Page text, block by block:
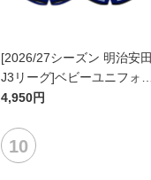
[2026/27シーズン 明治安田
J3リーグ]ベビーユニフォー
ム上下セット(FP1stデザイ
4,950円